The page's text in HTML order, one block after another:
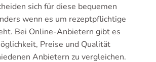
sich für diese bequemen
wenn es um rezeptpflichtige
Bei Online-Anbietern gibt es
Preise und Qualität
Anbietern zu vergleichen.